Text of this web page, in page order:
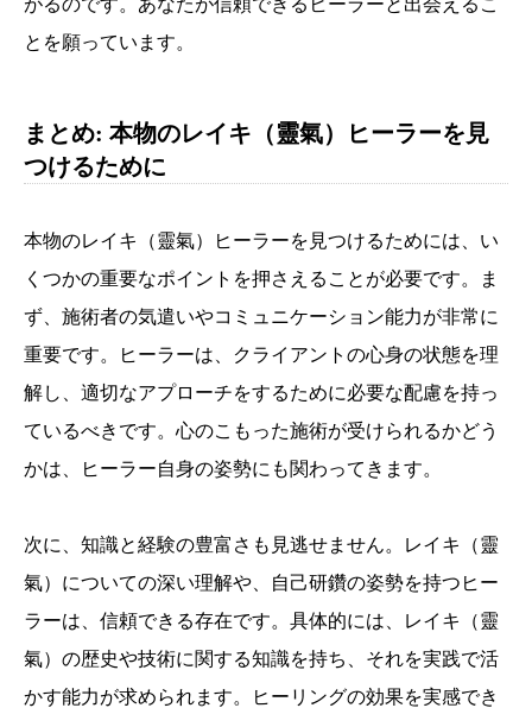
がるのです。あなたが信頼できるヒーラーと出会えるこ
とを願っています。
まとめ: 本物のレイキ（靈氣）ヒーラーを見
つけるために
本物のレイキ（靈氣）ヒーラーを見つけるためには、い
くつかの重要なポイントを押さえることが必要です。ま
ず、施術者の気遣いやコミュニケーション能力が非常に
重要です。ヒーラーは、クライアントの心身の状態を理
解し、適切なアプローチをするために必要な配慮を持っ
ているべきです。心のこもった施術が受けられるかどう
かは、ヒーラー自身の姿勢にも関わってきます。
次に、知識と経験の豊富さも見逃せません。レイキ（靈
氣）についての深い理解や、自己研鑽の姿勢を持つヒー
ラーは、信頼できる存在です。具体的には、レイキ（靈
氣）の歴史や技術に関する知識を持ち、それを実践で活
かす能力が求められます。ヒーリングの効果を実感でき